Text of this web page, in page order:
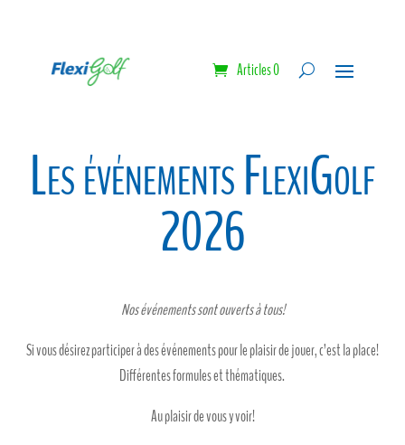
Articles 0
Les événements FlexiGolf
2026
Nos événements sont ouverts à tous!
Si vous désirez participer à des événements pour le plaisir de jouer, c’est la place!
Différentes formules et thématiques.
Au plaisir de vous y voir!